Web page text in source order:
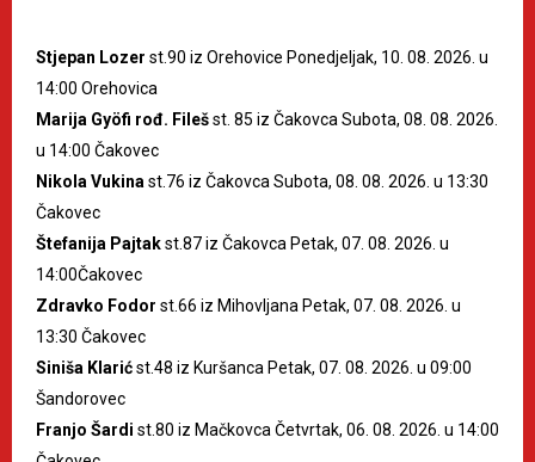
Stjepan Lozer st.90 iz Orehovice Ponedjeljak, 10. 08. 2026. u
14:00 Orehovica
Marija Gyöfi rođ. Filešst. 85 iz Čakovca Subota, 08. 08. 2026.
u 14:00 Čakovec
Nikola Vukina st.76 iz Čakovca Subota, 08. 08. 2026. u 13:30
Čakovec
Štefanija Pajtakst.87 iz Čakovca Petak, 07. 08. 2026. u
14:00Čakovec
Zdravko Fodor st.66 iz Mihovljana Petak, 07. 08. 2026. u
13:30 Čakovec
Siniša Klarićst.48 iz Kuršanca Petak, 07. 08. 2026. u 09:00
Šandorovec
Franjo Šardi st.80 iz Mačkovca Četvrtak, 06. 08. 2026. u 14:00